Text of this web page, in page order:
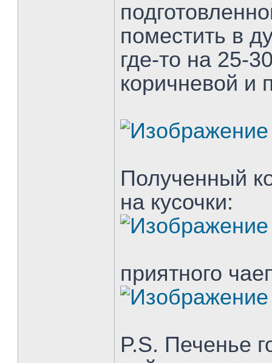
поместить в
где-то на 25-
коричневой и
Полученный
на кусочки:
приятного
P.S. Печенье